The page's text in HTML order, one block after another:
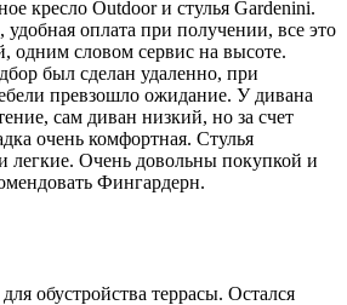
кресло Outdoor и стулья Gardenini.
удобная оплата при получении, все это
одним словом сервис на высоте.
был сделан удаленно, при
превзошло ожидание. У дивана
сам диван низкий, но за счет
очень комфортная. Стулья
легкие. Очень довольны покупкой и
Фингардерн.
обустройства террасы. Остался